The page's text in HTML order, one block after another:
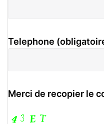
Telephone
Merci de recopier le